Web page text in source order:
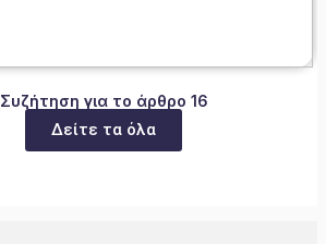
Συζήτηση για το άρθρο 16
Δείτε τα όλα